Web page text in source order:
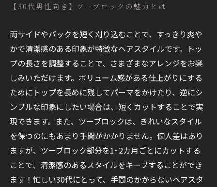
【30代男性向き】ツーブロックの魅力とは
両サイドやバックを短く刈り込むことで、すっきり爽や
かで清潔感のある印象が特徴なヘアスタイルです。トッ
プの長さを調整することで、さまざまなアレンジをお楽
しみいただけます。ボリューム感がある仕上がりにする
ためにトップを長めに残してパーマをかけたり、逆にシ
ンプルな印象にしたい場合は、短くカットすることで実
現できます。また、ツーブロックは、きれいなスタイル
を保つのにもあまり手間がかかりません。個人差はあり
ますが、ツーブロック部分を1~2カ月ごとにカットする
ことで、清潔感のあるスタイルをキープすることができ
ます！忙しい30代にとって、手間のかからないヘアスタ